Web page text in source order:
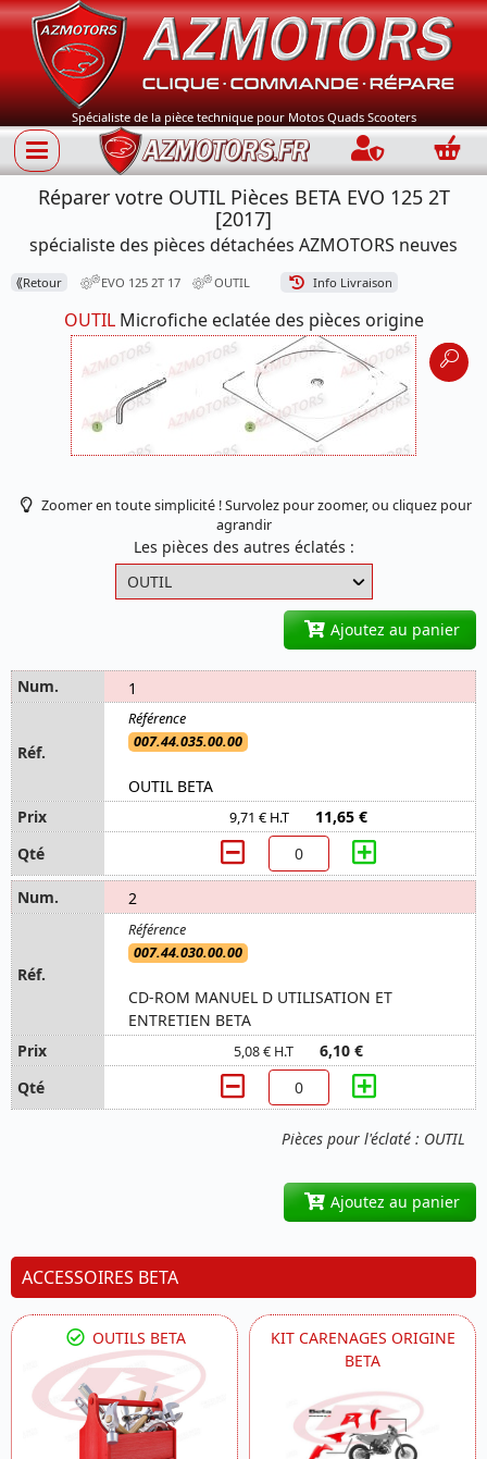
Spécialiste de la pièce technique pour Motos Quads Scooters
Connection
Réparer votre OUTIL Pièces BETA EVO 125 2T
[2017]
spécialiste des pièces détachées AZMOTORS neuves
⟪Retour EVO 125 2T 17 OUTIL Info Livraison
OUTILMicrofiche eclatée des pièces origine
Zoomer en toute simplicité ! Survolez pour zoomer, ou cliquez pour
agrandir
Les pièces des autres éclatés :
Ajoutez au panier
Pièces pour l'éclaté : OUTIL
1
007.44.035.00.00
OUTIL BETA
9,71 € H.T 11,65 €
2
007.44.030.00.00
CD-ROM MANUEL D UTILISATION ET
ENTRETIEN BETA
5,08 € H.T 6,10 €
Ajoutez au panier
ACCESSOIRES BETA
OUTILS BETA
KIT CARENAGES ORIGINE
BETA